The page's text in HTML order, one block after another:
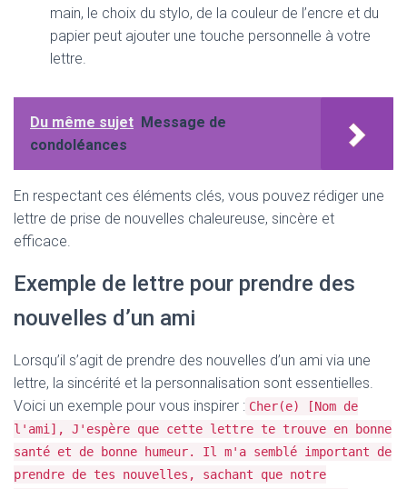
main, le choix du stylo, de la couleur de l’encre et du
papier peut ajouter une touche personnelle à votre
lettre.
Du même sujet Message de
condoléances
En respectant ces éléments clés, vous pouvez rédiger une
lettre de prise de nouvelles chaleureuse, sincère et
efficace.
Exemple de lettre pour prendre des
nouvelles d’un ami
Lorsqu’il s’agit de prendre des nouvelles d’un ami via une
lettre, la sincérité et la personnalisation sont essentielles.
Voici un exemple pour vous inspirer : Cher(e) [Nom de
l'ami], J'espère que cette lettre te trouve en bonne
santé et de bonne humeur. Il m'a semblé important de
prendre de tes nouvelles, sachant que notre